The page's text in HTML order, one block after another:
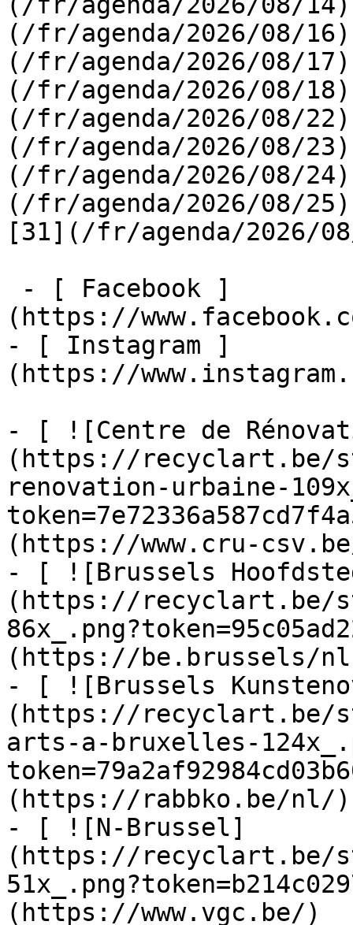
(/fr/agenda/2026/08/
(/fr/agenda/2026/08/
(/fr/agenda/2026/08/
(/fr/agenda/2026/08/
(/fr/agenda/2026/08/
(/fr/agenda/2026/08/
(/fr/agenda/2026/08/
[31](/fr/agenda/
(https://
- [ Instagram ]
(https://
- [ ![Centre de
(https://recyclart.be/
renovation-urbaine-
(https://www.cru-
- [ ![Brussels
(https://recyclart.be/
(https://be.brussels/
- [ ![Brussels
(https://recyclart.be/
arts-a-bruxelles-
(https://rabbko.be/nl/)
- [ ![N-Brussel]
(https://recyclart.be/
(https://www.vgc.be/)